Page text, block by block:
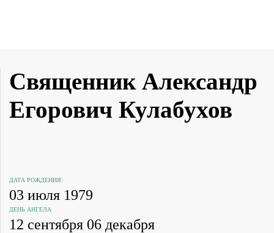
Священник Александр
Егорович Кулабухов
ДАТА РОЖДЕНИЯ:
03 июля 1979
ДЕНЬ АНГЕЛА
12 сентября 06 декабря